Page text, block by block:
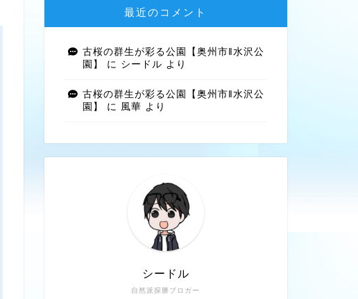
最近のコメント
古桜の群生が彩る公園【奥州市‖水沢公
園】
に シードル より
古桜の群生が彩る公園【奥州市‖水沢公
園】
に 風華 より
自然派探勝ブロガー
シードル